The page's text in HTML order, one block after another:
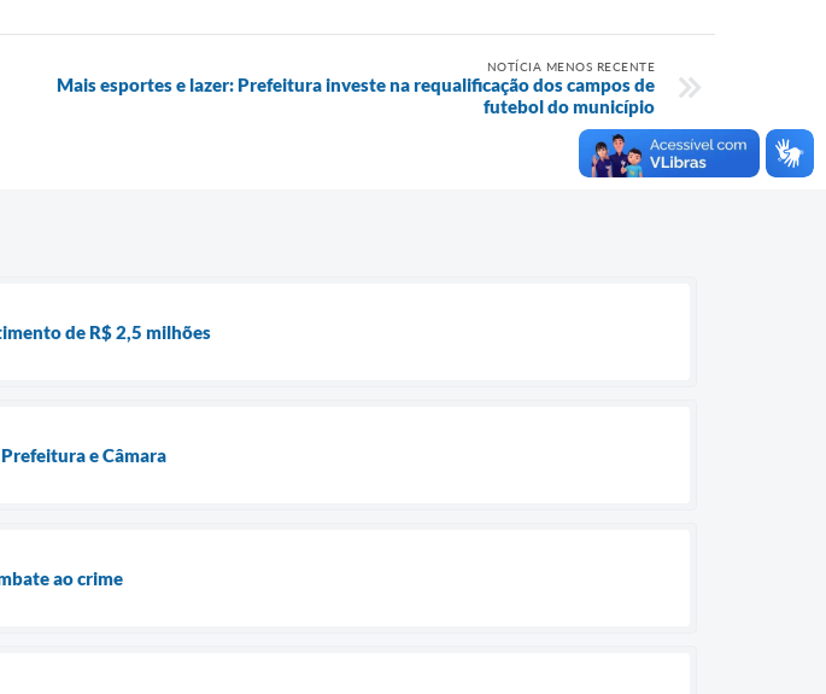
NOTÍCIA MENOS RECENTE
Mais esportes e lazer: Prefeitura investe na requalificação dos campos de
futebol do município
de R$ 2,5 milhões
e Câmara
ao crime